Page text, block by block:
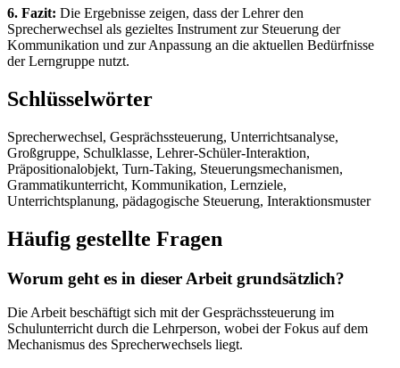
6. Fazit: Die Ergebnisse zeigen, dass der Lehrer den
Sprecherwechsel als gezieltes Instrument zur Steuerung der
Kommunikation und zur Anpassung an die aktuellen Bedürfnisse
der Lerngruppe nutzt.
Schlüsselwörter
Sprecherwechsel, Gesprächssteuerung, Unterrichtsanalyse,
Großgruppe, Schulklasse, Lehrer-Schüler-Interaktion,
Präpositionalobjekt, Turn-Taking, Steuerungsmechanismen,
Grammatikunterricht, Kommunikation, Lernziele,
Unterrichtsplanung, pädagogische Steuerung, Interaktionsmuster
Häufig gestellte Fragen
Worum geht es in dieser Arbeit grundsätzlich?
Die Arbeit beschäftigt sich mit der Gesprächssteuerung im
Schulunterricht durch die Lehrperson, wobei der Fokus auf dem
Mechanismus des Sprecherwechsels liegt.